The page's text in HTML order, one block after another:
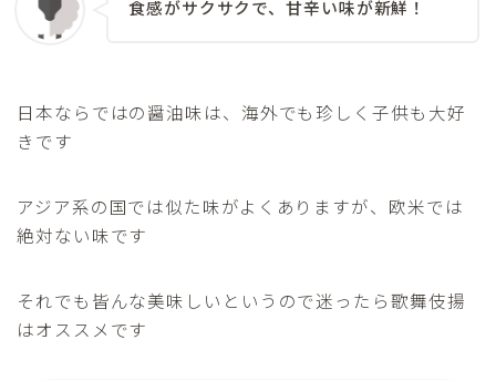
食感がサクサクで、甘辛い味が新鮮！
日本ならではの醤油味は、海外でも珍しく子供も大好
きです
アジア系の国では似た味がよくありますが、欧米では
絶対ない味です
それでも皆んな美味しいというので迷ったら歌舞伎揚
はオススメです